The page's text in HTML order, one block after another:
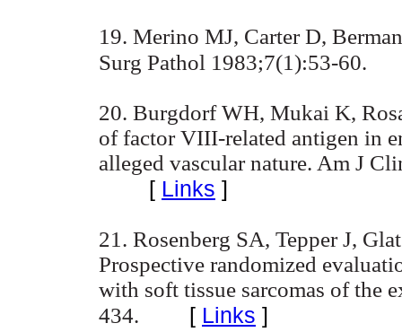
19. Merino MJ, Carter D,
Surg Pathol 1983;7(1):53-60.
20. Burgdorf WH, Mukai K,
of factor VIII-related antigen in
alleged vascular nature. Am J
[ Links ]
21. Rosenberg SA, Tepper J,
Prospective randomized
with soft tissue sarcomas of the
434. [ Links ]